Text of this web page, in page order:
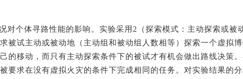
对个体寻路性能的影响。实验采用2（探索模式：主动探索或被
被试主动或被动地（主动组和被动组人数相等）探索一个虚拟
的移动，而只有主动探索条件下的被试才有机会做出路线决策
要求在没有虚拟火灾的条件下完成相同的任务。对实验结果的